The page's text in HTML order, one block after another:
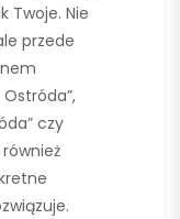
Twoje. Nie
przede
czy